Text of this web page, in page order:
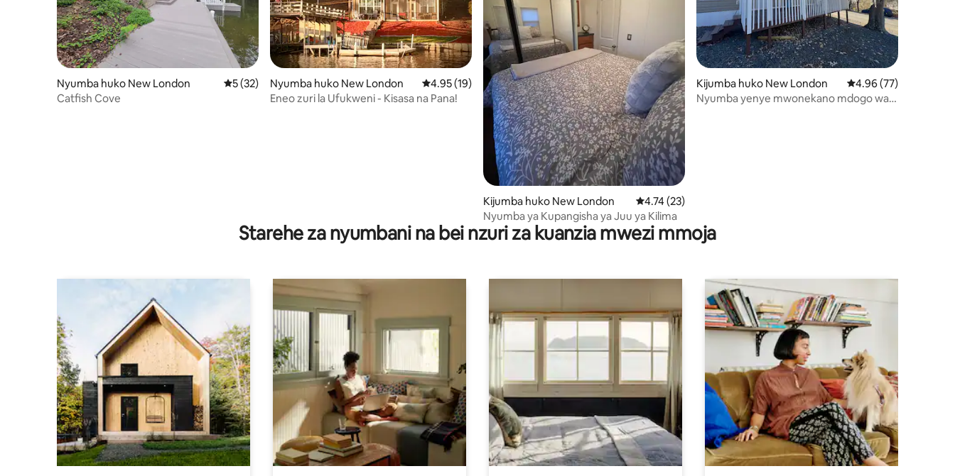
Nyumba huko New London Ukadiriaji wa wastani wa 5 kati ya 5, tathmini 32
5 (32)
Catfish Cove
Nyumba huko New London Ukadiriaji wa wastani wa 4.95 kati ya 5, tathmini 19
4.95 (19)
Eneo zuri la Ufukweni - Kisasa na Pana!
Kijumba huko New London Ukadiriaji wa wastani wa 4.74 kati ya 5, tathmini 23
4.74 (23)
Nyumba ya Kupangisha ya Juu ya Kilima
Kijumba huko New London Ukadiriaji wa wastani
4.96 (77)
Nyumba yenye mwonekano mdogo wa
Starehe za nyumbani na bei nzuri za kuanzia mwezi mmoja